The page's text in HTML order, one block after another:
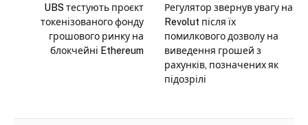
UBS тестують проєкт
токенізованого фонду
грошового ринку на
блокчейні Ethereum
Регулятор звернув увагу на
Revolut після їх
помилкового дозволу на
виведення грошей з
рахунків, позначених як
підозрілі